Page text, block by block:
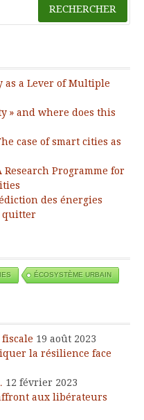
as a Lever of Multiple
» and where does this
case of smart cities as
Programme for
des énergies
quitter
ÉCOSYSTÈME URBAIN
19 août 2023
la résilience face
12 février 2023
aux libérateurs